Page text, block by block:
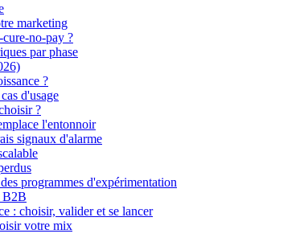
marketing
no-pay ?
par phase
?
d'usage
?
l'entonnoir
signaux d'alarme
programmes d'expérimentation
B2B
: choisir, valider et se lancer
votre mix